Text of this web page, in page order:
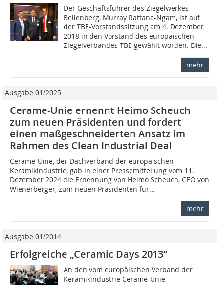
Der Geschäftsführer des Ziegelwerkes
Bellenberg, Murray Rattana-Ngam, ist auf
der TBE-Vorstandssitzung am 4. Dezember
2018 in den Vorstand des europäischen
Ziegelverbandes TBE gewählt worden. Die...
mehr
Ausgabe 01/2025
Cerame-Unie ernennt Heimo Scheuch
zum neuen Präsidenten und fordert
einen maßgeschneiderten Ansatz im
Rahmen des Clean Industrial Deal
Cerame-Unie, der Dachverband der europäischen
Keramikindustrie, gab in einer Pressemitteilung vom 11.
Dezember 2024 die Ernennung von Heimo Scheuch, CEO von
Wienerberger, zum neuen Präsidenten für...
mehr
Ausgabe 01/2014
Erfolgreiche „Ceramic Days 2013“
An den vom europäischen Verband der
Keramikindustrie Cerame-Unie